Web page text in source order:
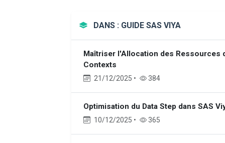
DANS : GUIDE SAS VIYA
Maîtriser l'Allocation des Ressources
Contexts
21/12/2025 • 384
Optimisation du Data Step dans SAS
10/12/2025 • 365